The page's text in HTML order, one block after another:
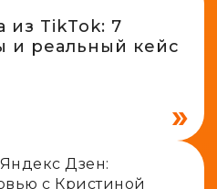
из TikTok: 7
и реальный кейс